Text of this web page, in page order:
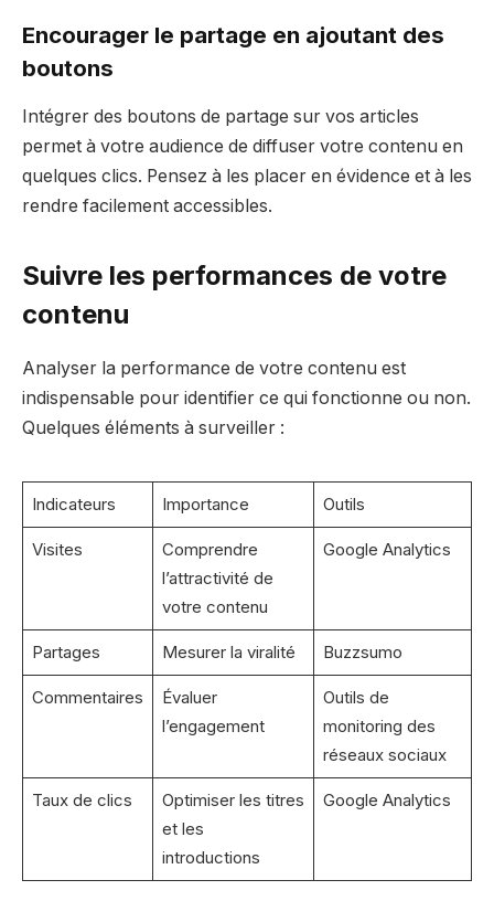
Encourager le partage en ajoutant des
boutons
Intégrer des boutons de partage sur vos articles
permet à votre audience de diffuser votre contenu en
quelques clics. Pensez à les placer en évidence et à les
rendre facilement accessibles.
Suivre les performances de votre
contenu
Analyser la performance de votre contenu est
indispensable pour identifier ce qui fonctionne ou non.
Quelques éléments à surveiller :
Indicateurs Importance Outils
Visites
Comprendre
l’attractivité de
votre contenu
Google Analytics
Partages Mesurer la viralité Buzzsumo
Commentaires
Évaluer
l’engagement
Outils de
monitoring des
réseaux sociaux
Taux de clics
Optimiser les titres
et les
introductions
Google Analytics